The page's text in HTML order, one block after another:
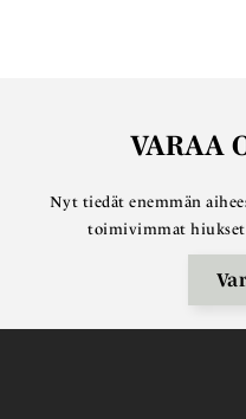
VARAA
Nyt tiedät enemmän
toimivimmat hiukset